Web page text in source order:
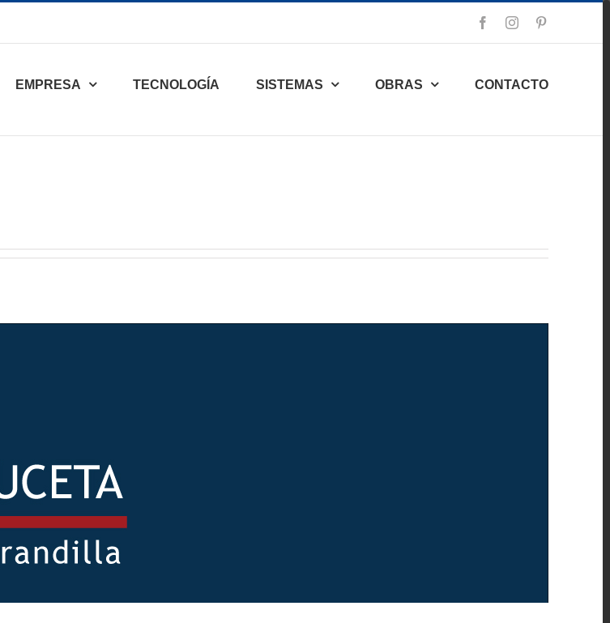
FacebookInstagram
EMPRESA TECNOLOGÍA SISTEMAS OBRAS CONTACTO